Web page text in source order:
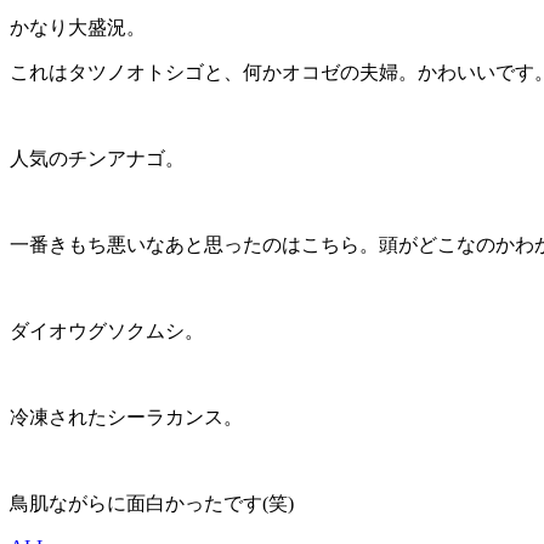
かなり大盛況。
これはタツノオトシゴと、何かオコゼの夫婦。かわいいです。
人気のチンアナゴ。
一番きもち悪いなあと思ったのはこちら。頭がどこなのかわ
ダイオウグソクムシ。
冷凍されたシーラカンス。
鳥肌ながらに面白かったです(笑)